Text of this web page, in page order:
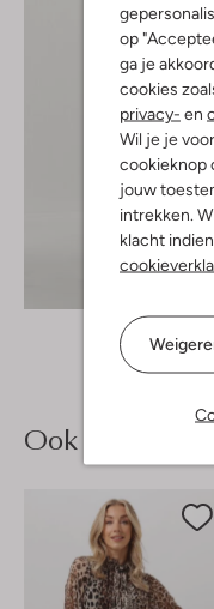
op
ga je
cookies
privacy- en
Wil je je
cookieknop
jouw
intrekken.
klacht
Ook iets voor